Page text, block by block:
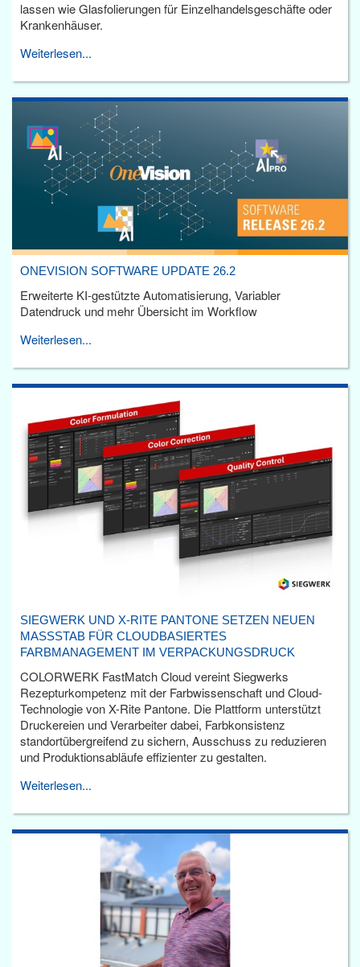
lassen wie Glasfolierungen für Einzelhandelsgeschäfte oder
Krankenhäuser.
Weiterlesen...
ONEVISION SOFTWARE UPDATE 26.2
Erweiterte KI-gestützte Automatisierung, Variabler
Datendruck und mehr Übersicht im Workflow
Weiterlesen...
SIEGWERK UND X-RITE PANTONE SETZEN NEUEN
MASSSTAB FÜR CLOUDBASIERTES F
ARBMANAGEMENT IM VERPACKUNGSDRUCK
COLORWERK FastMatch Cloud vereint Siegwerks
Rezepturkompetenz mit der Farbwissenschaft und Cloud-
Technologie von X-Rite Pantone. Die Plattform unterstützt
Druckereien und Verarbeiter dabei, Farbkonsistenz
standortübergreifend zu sichern, Ausschuss zu reduzieren
und Produktionsabläufe effizienter zu gestalten.
Weiterlesen...